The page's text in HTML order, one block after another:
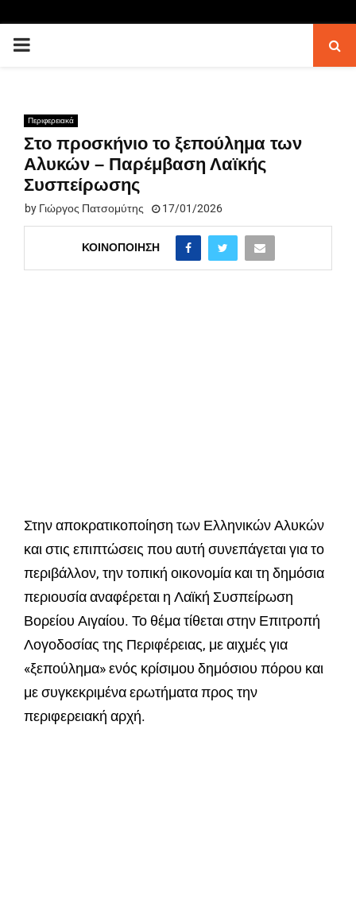
PRIMARY
Περιφερειακά
Στο προσκήνιο το ξεπούλημα των
Αλυκών – Παρέμβαση Λαϊκής
Συσπείρωσης
by Γιώργος Πατσομύτης 17/01/2026
ΚΟΙΝΟΠΟΊΗΣΗ
Στην αποκρατικοποίηση των Ελληνικών Αλυκών
και στις επιπτώσεις που αυτή συνεπάγεται για το
περιβάλλον, την τοπική οικονομία και τη δημόσια
περιουσία αναφέρεται η Λαϊκή Συσπείρωση
Βορείου Αιγαίου. Το θέμα τίθεται στην Επιτροπή
Λογοδοσίας της Περιφέρειας, με αιχμές για
«ξεπούλημα» ενός κρίσιμου δημόσιου πόρου και
με συγκεκριμένα ερωτήματα προς την
περιφερειακή αρχή.